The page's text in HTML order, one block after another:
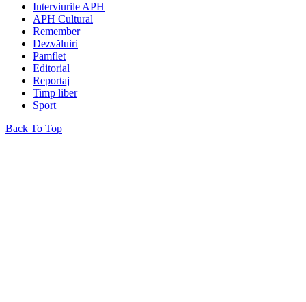
Interviurile APH
APH Cultural
Remember
Dezvăluiri
Pamflet
Editorial
Reportaj
Timp liber
Sport
Back To Top